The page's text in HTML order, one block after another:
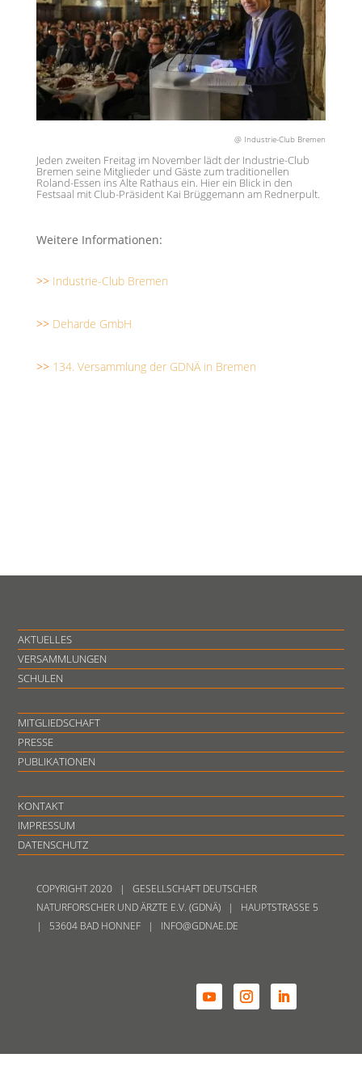
@ Industrie-Club Bremen
Jeden zweiten Freitag im November lädt der Industrie-Club
Bremen seine Mitglieder und Gäste zum traditionellen
Roland-Essen ins Alte Rathaus ein. Hier ein Blick in den
Festsaal mit Club-Präsident Kai Brüggemann am Rednerpult.
Weitere Informationen:
>> Industrie-Club Bremen
>> Deharde GmbH
>> 134. Versammlung der GDNÄ in Bremen
AKTUELLES
VERSAMMLUNGEN
SCHULEN
MITGLIEDSCHAFT
PRESSE
PUBLIKATIONEN
KONTAKT
IMPRESSUM
DATENSCHUTZ
COPYRIGHT 2020 | GESELLSCHAFT DEUTSCHER
NATURFORSCHER UND ÄRZTE E.V. (GDNÄ) | HAUPTSTRASSE 5
| 53604 BAD HONNEF | INFO@GDNAE.DE